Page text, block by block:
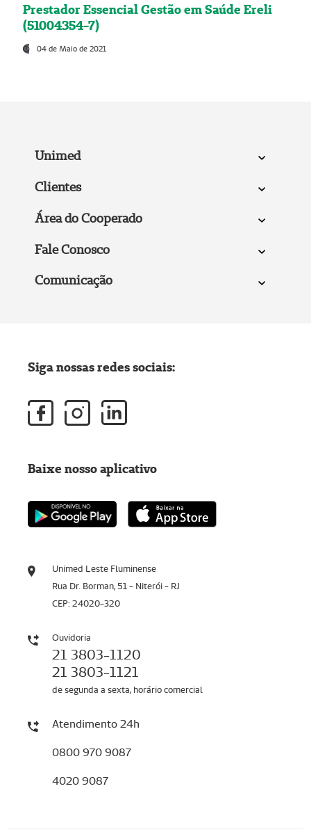
Prestador Essencial Gestão em Saúde Ereli
(51004354-7)
04 de Maio de 2021
Unimed
Clientes
Área do Cooperado
Fale Conosco
Comunicação
Unimed Leste Fluminense
Rua Dr. Borman, 51 - Niterói - RJ
CEP: 24020-320
Ouvidoria
21 3803-1120
21 3803-1121
de segunda a sexta, horário comercial
Atendimento 24h
0800 970 9087
4020 9087
Siga nossas redes sociais:
Baixe nosso aplicativo